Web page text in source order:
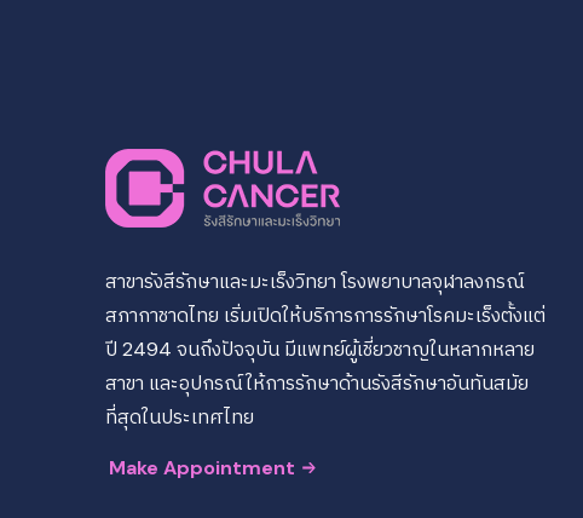
สาขารังสีรักษาและมะเร็งวิทยา โรงพยาบาลจุฬาลงกรณ์
สภากาชาดไทย เริ่มเปิดให้บริการการรักษาโรคมะเร็งตั้งแต่
ปี 2494 จนถึงปัจจุบัน มีแพทย์ผู้เชี่ยวชาญในหลากหลาย
สาขา และอุปกรณ์ให้การรักษาด้านรังสีรักษาอันทันสมัย
ที่สุดในประเทศไทย
Make Appointment